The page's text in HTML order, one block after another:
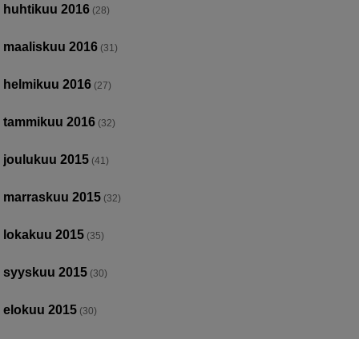
huhtikuu 2016 (28)
maaliskuu 2016 (31)
helmikuu 2016 (27)
tammikuu 2016 (32)
joulukuu 2015 (41)
marraskuu 2015 (32)
lokakuu 2015 (35)
syyskuu 2015 (30)
elokuu 2015 (30)